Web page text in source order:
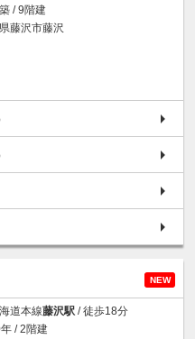
/ 9階建
藤沢市藤沢
NEW
道本線藤沢駅 / 徒歩18分
/ 2階建